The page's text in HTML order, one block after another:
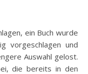
vorgeschlagen und
Auswahl gelost.
die bereits in den